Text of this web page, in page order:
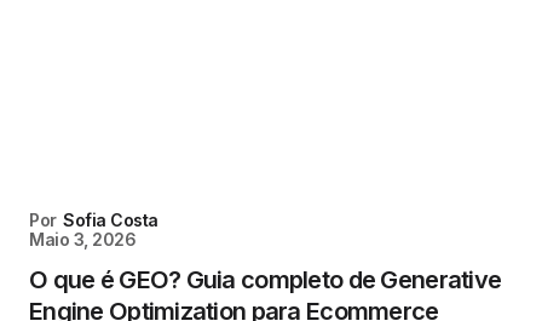
Por Sofia Costa
Maio 3, 2026
O que é GEO? Guia completo de Generative
Engine Optimization para Ecommerce